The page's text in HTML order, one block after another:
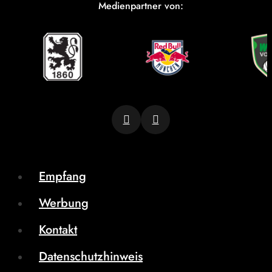
Medienpartner von:
Empfang
Werbung
Kontakt
Datenschutzhinweis